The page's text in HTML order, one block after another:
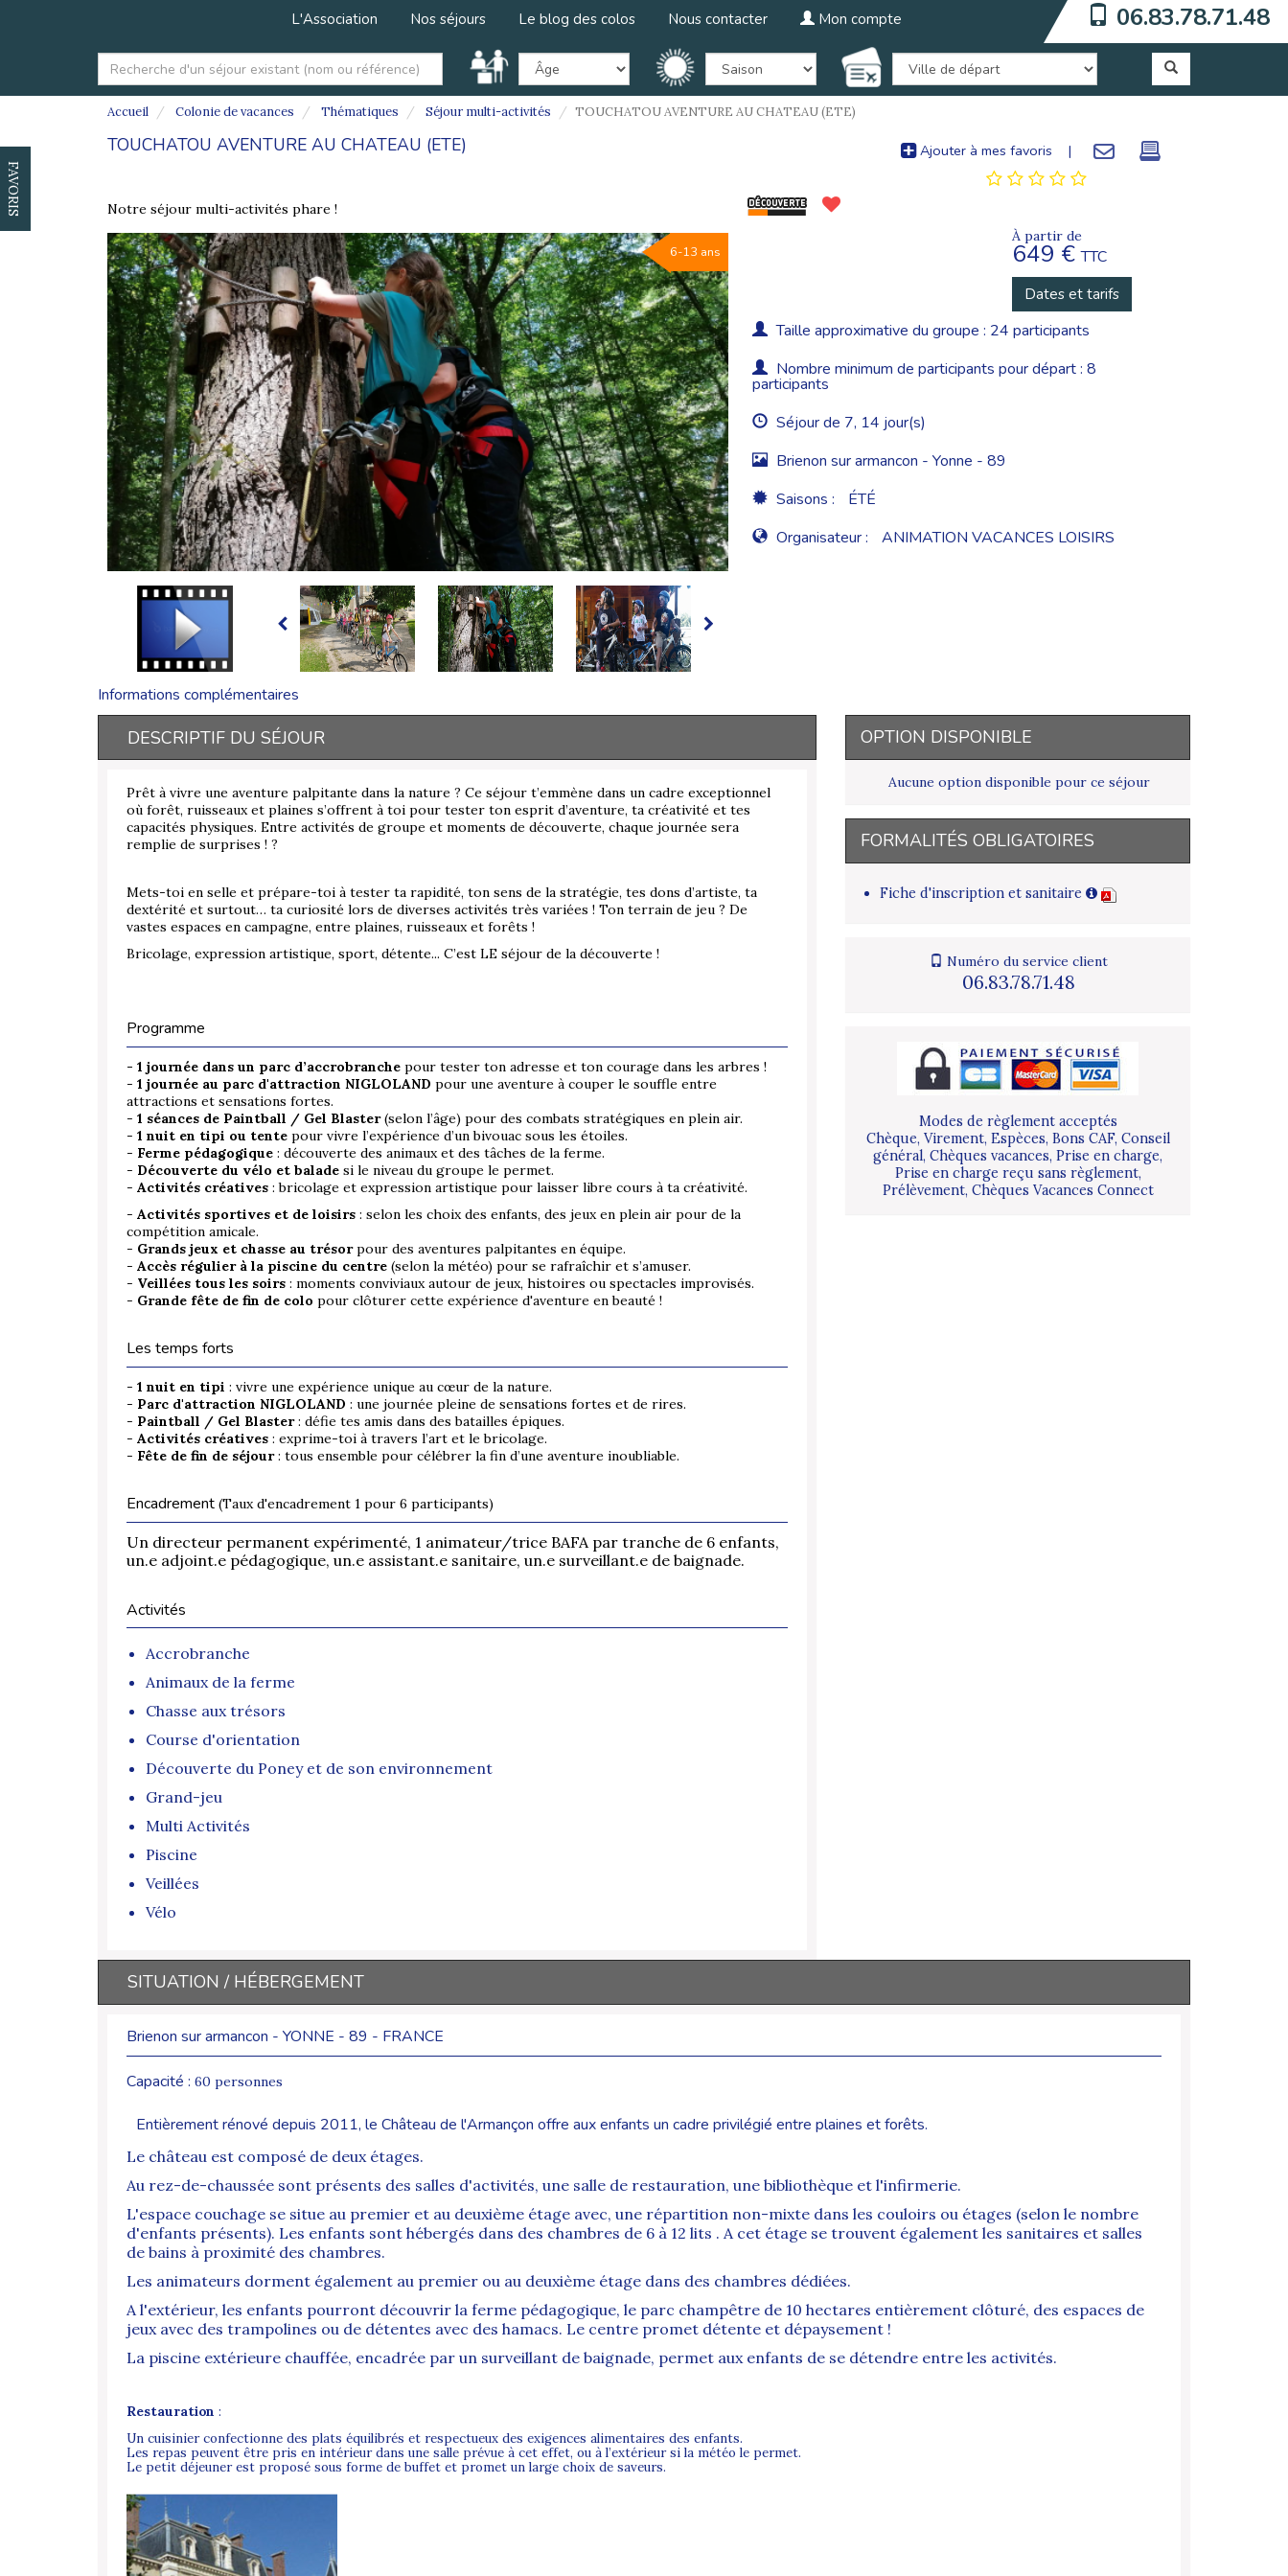
06.83.78.71.48
L'Association Nos séjours Le blog des colos Nous contacter Mon compte
FAVORIS
Accueil Colonie de vacances Thématiques Séjour multi-activités TOUCHATOU AVENTURE AU CHATEAU (ETE)
TOUCHATOU AVENTURE AU CHATEAU (ETE) Ajouter à mes favoris |
Notre séjour multi-activités phare !
6-13 ans
À partir de
649 €TTC
Dates et tarifs
Taille approximative du groupe : 24 participants
Nombre minimum de participants pour départ : 8
participants
Séjour de 7, 14 jour(s)
Brienon sur armancon - Yonne - 89
Saisons :
ÉTÉ
Organisateur :
ANIMATION VACANCES LOISIRS
Informations complémentaires
DESCRIPTIF DU SÉJOUR
Prêt à vivre une aventure palpitante dans la nature ? Ce séjour t’emmène dans un cadre exceptionnel
où forêt, ruisseaux et plaines s’offrent à toi pour tester ton esprit d’aventure, ta créativité et tes
capacités physiques. Entre activités de groupe et moments de découverte, chaque journée sera
remplie de surprises ! ?
Mets-toi en selle et prépare-toi à tester ta rapidité, ton sens de la stratégie, tes dons d’artiste, ta
dextérité et surtout… ta curiosité lors de diverses activités très variées ! Ton terrain de jeu ? De
vastes espaces en campagne, entre plaines, ruisseaux et forêts !
Bricolage, expression artistique, sport, détente... C’est LE séjour de la découverte !
Programme
- 1 journée dans un parc d’accrobranche pour tester ton adresse et ton courage dans les arbres !
- 1 journée au parc d'attraction NIGLOLAND pour une aventure à couper le souffle entre
attractions et sensations fortes.
- 1 séances de Paintball / Gel Blaster(selon l’âge) pour des combats stratégiques en plein air.
- 1 nuit en tipi ou tente pour vivre l’expérience d’un bivouac sous les étoiles.
- Ferme pédagogique : découverte des animaux et des tâches de la ferme.
- Découverte du vélo et balade si le niveau du groupe le permet.
- Activités créatives : bricolage et expression artistique pour laisser libre cours à ta créativité.
- Activités sportives et de loisirs : selon les choix des enfants, des jeux en plein air pour de la
compétition amicale.
- Grands jeux et chasse au trésorpour des aventures palpitantes en équipe.
- Accès régulier à la piscine du centre (selon la météo) pour se rafraîchir et s’amuser.
- Veillées tous les soirs : moments conviviaux autour de jeux, histoires ou spectacles improvisés.
- Grande fête de fin de colo pour clôturer cette expérience d'aventure en beauté !
Les temps forts
- 1 nuit en tipi : vivre une expérience unique au cœur de la nature.
- Parc d'attraction NIGLOLAND : une journée pleine de sensations fortes et de rires.
- Paintball / Gel Blaster: défie tes amis dans des batailles épiques.
- Activités créatives : exprime-toi à travers l’art et le bricolage.
- Fête de fin de séjour: tous ensemble pour célébrer la fin d’une aventure inoubliable.
Encadrement (Taux d'encadrement 1 pour 6 participants)
Un directeur permanent expérimenté, 1 animateur/trice BAFA par tranche de 6 enfants,
un.e adjoint.e pédagogique, un.e assistant.e sanitaire, un.e surveillant.e de baignade.
Activités
Accrobranche
Animaux de la ferme
Chasse aux trésors
Course d'orientation
Découverte du Poney et de son environnement
Grand-jeu
Multi Activités
Piscine
Veillées
Vélo
OPTION DISPONIBLE
Aucune option disponible pour ce séjour
FORMALITÉS OBLIGATOIRES
Fiche d'inscription et sanitaire
Numéro du service client
06.83.78.71.48
Modes de règlement acceptés
Chèque, Virement, Espèces, Bons CAF, Conseil
général, Chèques vacances, Prise en charge,
Prise en charge reçu sans règlement,
Prélèvement, Chèques Vacances Connect
SITUATION / HÉBERGEMENT
Brienon sur armancon - YONNE - 89 - FRANCE
Capacité : 60 personnes
Entièrement rénové depuis 2011, le Château de l'Armançon offre aux enfants un cadre privilégié entre plaines et forêts.
Le château est composé de deux étages.
Au rez-de-chaussée sont présents des salles d'activités, une salle de restauration, une bibliothèque et l'infirmerie.
L'espace couchage se situe au premier et au deuxième étage avec, une répartition non-mixte dans les couloirs ou étages (selon le nombre
d'enfants présents). Les enfants sont hébergés dans des chambres de 6 à 12 lits . A cet étage se trouvent également les sanitaires et salles
de bains à proximité des chambres.
Les animateurs dorment également au premier ou au deuxième étage dans des chambres dédiées.
A l'extérieur, les enfants pourront découvrir la ferme pédagogique, le parc champêtre de 10 hectares entièrement clôturé, des espaces de
jeux avec des trampolines ou de détentes avec des hamacs. Le centre promet détente et dépaysement !
La piscine extérieure chauffée, encadrée par un surveillant de baignade, permet aux enfants de se détendre entre les activités.
Restauration :
Un cuisinier confectionne des plats équilibrés et respectueux des exigences alimentaires des enfants.
Les repas peuvent être pris en intérieur dans une salle prévue à cet effet, ou à l’extérieur si la météo le permet.
Le petit déjeuner est proposé sous forme de buffet et promet un large choix de saveurs.